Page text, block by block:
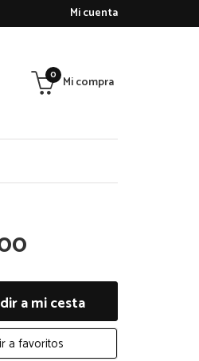
Mi cuenta
Mi compra
0
a mi cesta
a favoritos